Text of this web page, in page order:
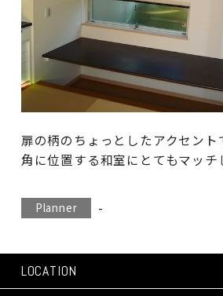
扉の柄のちょっとしたアクセント
角に位置する和室にとてもマッチ
Planner -
LOCATION